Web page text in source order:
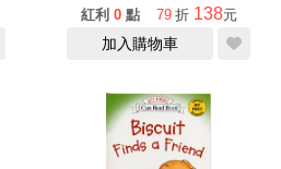
紅利 0 點 79 折 138元
加入購物車